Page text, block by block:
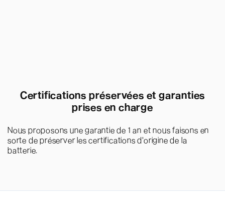
Certifications préservées et garanties
prises en charge
Nous proposons une garantie de 1 an et nous faisons en
sorte de préserver les certifications d'origine de la
batterie.